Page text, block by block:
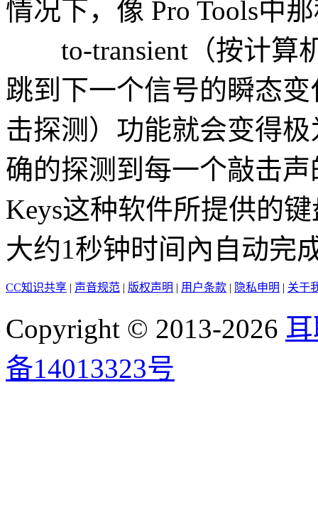
情况下，像 Pro Tools中
to-transient（按计算
跳到下一个信号的瞬态变
击探测）功能就会变得
确的探测到每一个敲击
Keys这种软件所提供的
大约1秒钟时间內自动完
CC知识共享 | 声音规范 | 版权声明 | 用户条款 | 隐私申明 | 关于
Copyright © 2013-2026
备14013323号